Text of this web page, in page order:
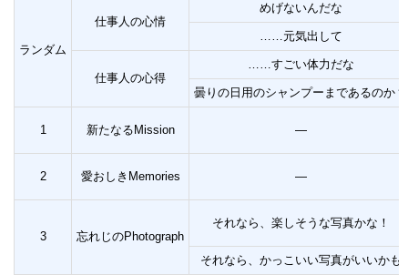
ランダム
仕事人の心情
めげないんだな
……元気出して
仕事人の心得
……すごい体力だな
曇りの日用のシャンプーまであるのか？
1 新たなるMission ―
2 愛おしきMemories ―
3 忘れじのPhotograph
それなら、楽しそうな写真かな！
それなら、かっこいい写真がいいかも